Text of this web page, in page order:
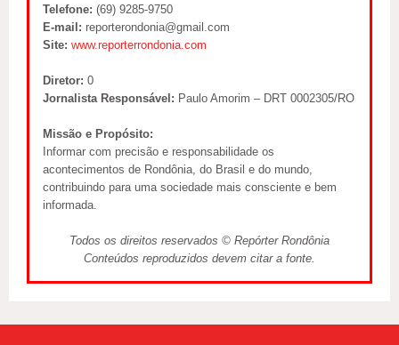
Telefone: (69) 9285-9750
E-mail: reporterondonia@gmail.com
Site: www.reporterrondonia.com
Diretor: 0
Jornalista Responsável: Paulo Amorim – DRT 0002305/RO
Missão e Propósito:
Informar com precisão e responsabilidade os
acontecimentos de Rondônia, do Brasil e do mundo,
contribuindo para uma sociedade mais consciente e bem
informada.
Todos os direitos reservados © Repórter Rondônia
Conteúdos reproduzidos devem citar a fonte.